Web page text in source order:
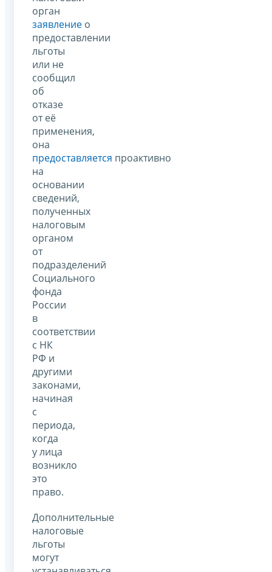
орган
заявление о
предоставлении
льготы
или не
сообщил
об
отказе
от её
применения,
она
предоставляется проактивно
на
основании
сведений,
полученных
налоговым
органом
от
подразделений
Социального
фонда
России
в
соответствии
с НК
РФ и
другими
законами,
начиная
с
периода,
когда
у лица
возникло
это
право.
Дополнительные
налоговые
льготы
могут